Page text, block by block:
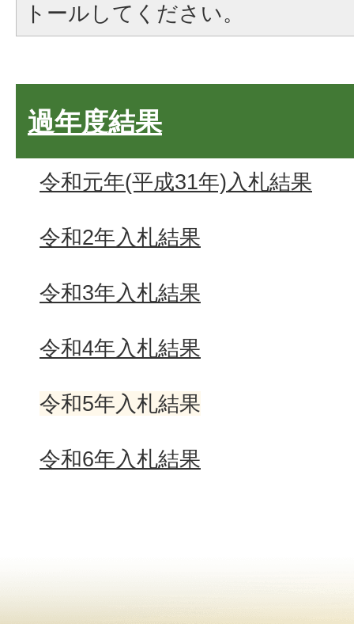
トールしてください。
過年度結果
令和元年(平成31年)入札結果
令和2年入札結果
令和3年入札結果
令和4年入札結果
令和5年入札結果
令和6年入札結果